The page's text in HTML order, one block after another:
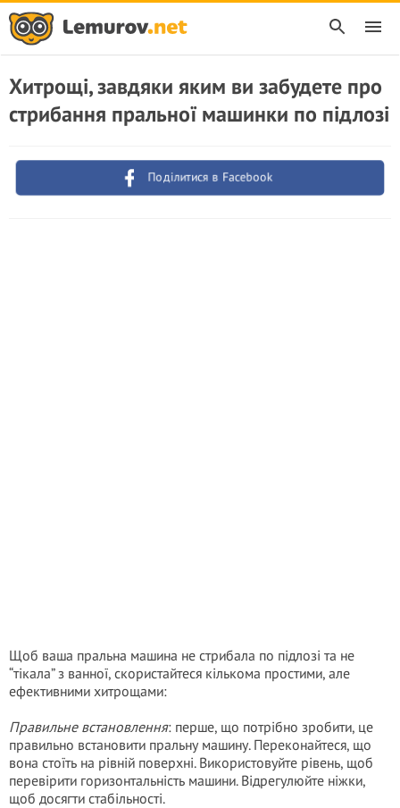
Хитрощі, завдяки яким ви забудете про
стрибання пральної машинки по підлозі
Поділитися в Facebook
Щоб ваша пральна машина не стрибала по підлозі та не
“тікала” з ванної, скористайтеся кількома простими, але
ефективними хитрощами:
Правильне встановлення: перше, що потрібно зробити, це
правильно встановити пральну машину. Переконайтеся, що
вона стоїть на рівній поверхні. Використовуйте рівень, щоб
перевірити горизонтальність машини. Відрегулюйте ніжки,
щоб досягти стабільності.